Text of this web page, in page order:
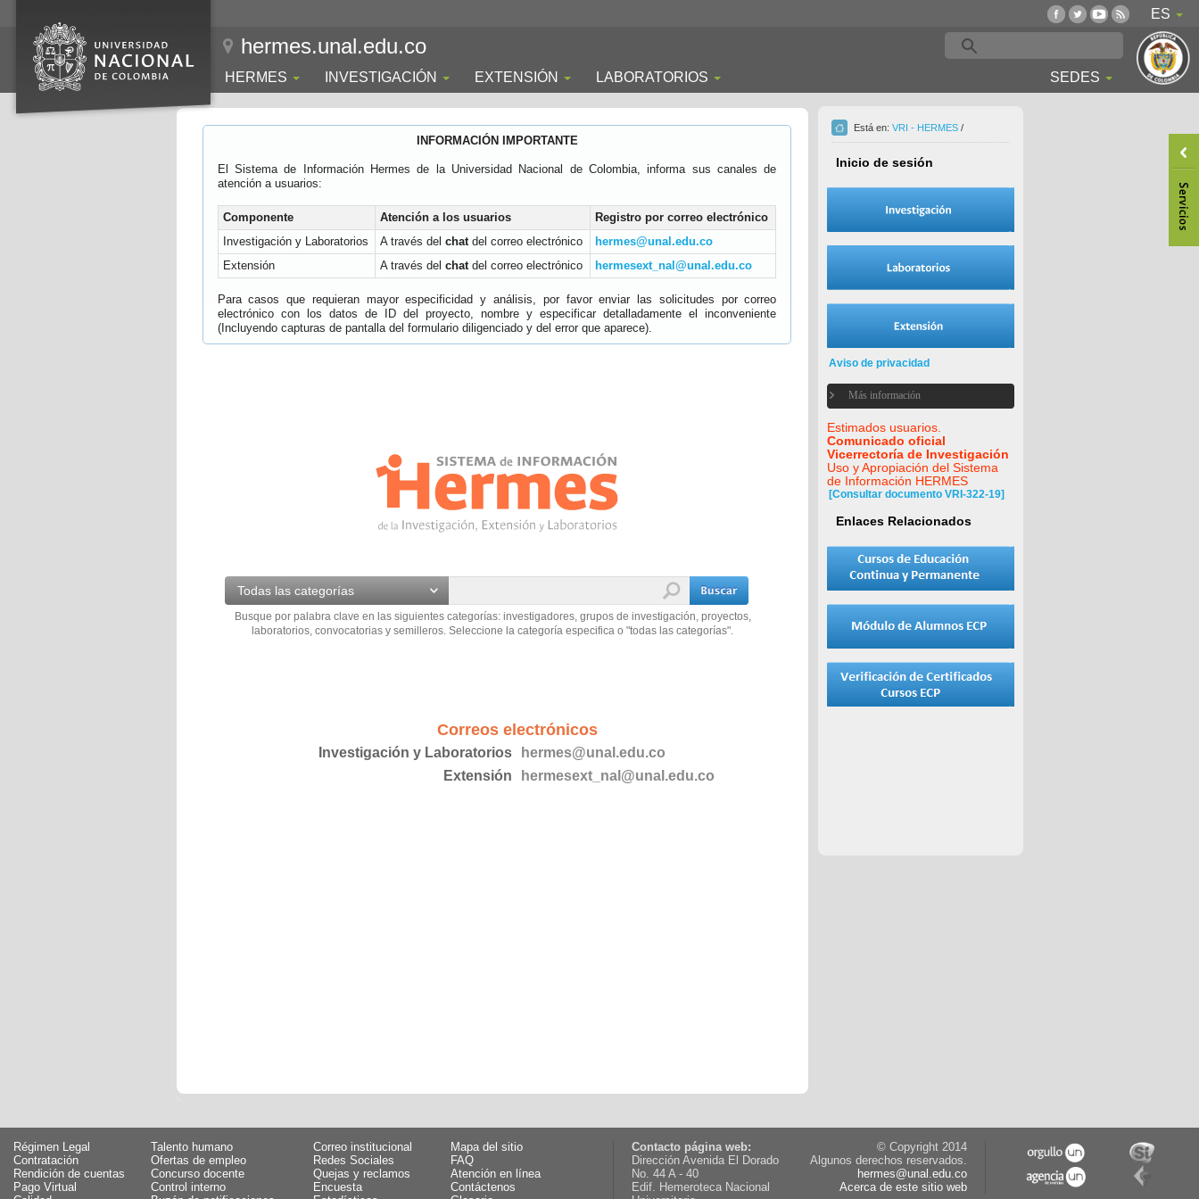
ES
hermes.unal.edu.co
HERMES INVESTIGACIÓN EXTENSIÓN LABORATORIOS SEDES
INFORMACIÓN IMPORTANTE
El Sistema de Información Hermes de la Universidad Nacional de Colombia, informa sus canales de
atención a usuarios:
Componente Atención a los usuarios
Registro por correo electrónico
Investigación y Laboratorios
A través del chatdel correo electrónico
hermes@unal.edu.co
Extensión
A través del chatdel correo electrónico hermesext_nal@unal.edu.co
Para casos que requieran mayor especificidad y análisis, por favor enviar las solicitudes por correo
electrónico con los datos de ID del proyecto, nombre y especificar detalladamente el inconveniente
(Incluyendo capturas de pantalla del formulario diligenciado y del error que aparece).
Todas las categorías
Busque por palabra clave en las siguientes categorías: investigadores, grupos de investigación, proyectos,
laboratorios, convocatorias y semilleros. Seleccione la categoría especifica o "todas las categorías".
Correos electrónicos
Investigación y Laboratorios
hermes@unal.edu.co
Extensión
hermesext_nal@unal.edu.co
Está en: VRI - HERMES /
Inicio de sesión
Aviso de privacidad
Más información
Estimados usuarios.
Comunicado oficial
Vicerrectoría de Investigación
Uso y Apropiación del Sistema
de Información HERMES
[Consultar documento VRI-322-19]
Enlaces Relacionados
Régimen Legal
Talento humano
Contratación
Ofertas de empleo
Rendición de cuentas
Concurso docente
Pago Virtual
Control interno
Correo institucional
Mapa del sitio
Redes Sociales
FAQ
Quejas y reclamos
Atención en línea
Encuesta
Contáctenos
Contacto página web:
Dirección Avenida El Dorado
No. 44 A - 40
Edif. Hemeroteca Nacional
© Copyright 2014
Algunos derechos reservados.
hermes@unal.edu.co
Acerca de este sitio web